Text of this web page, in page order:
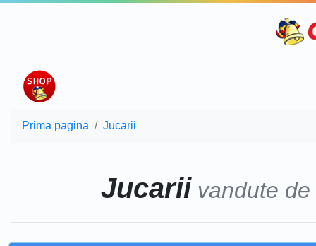
Prima pagina Jucarii
Jucariivandute de